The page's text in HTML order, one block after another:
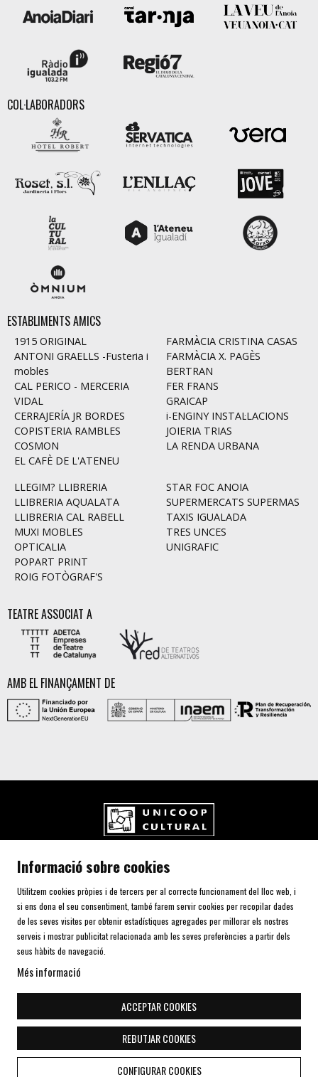
COL·LABORADORS
ESTABLIMENTS AMICS
1915 ORIGINAL
ANTONI GRAELLS -Fusteria i
mobles
CAL PERICO - MERCERIA
VIDAL
CERRAJERÍA JR BORDES
COPISTERIA RAMBLES
COSMON
EL CAFÈ DE L'ATENEU
FARMÀCIA CRISTINA CASAS
FARMÀCIA X. PAGÈS
BERTRAN
FER FRANS
GRAICAP
i-ENGINY INSTAL·LACIONS
JOIERIA TRIAS
LA RENDA URBANA
LLEGIM? LLIBRERIA
LLIBRERIA AQUALATA
LLIBRERIA CAL RABELL
MUXI MOBLES
OPTICALIA
POPART PRINT
ROIG FOTÒGRAF'S
STAR FOC ANOIA
SUPERMERCATS SUPERMAS
TAXIS IGUALADA
TRES UNCES
UNIGRAFIC
TEATRE ASSOCIAT A
AMB EL FINANÇAMENT DE
Carrer de l'Aurora, 80 (Plaça de Cal Font)
Telf. 93 805 00 75
AVÍS LEGAL I POLÍTICA DE PRIVACITAT
DECLARACIÓ D'ACCESSIBILITAT
CONTACTE
Link a instagram
Link a youtube
Link a twitter
Link a facebook
Link a telegram
Informació sobre cookies
Utilitzem cookies pròpies i de tercers per al correcte funcionament del lloc web, i
si ens dona el seu consentiment, també farem servir cookies per recopilar dades
de les seves visites per obtenir estadístiques agregades per millorar els nostres
serveis i mostrar publicitat relacionada amb les seves preferències a partir dels
seus hàbits de navegació.
Més informació
ACCEPTAR COOKIES
REBUTJAR COOKIES
CONFIGURAR COOKIES